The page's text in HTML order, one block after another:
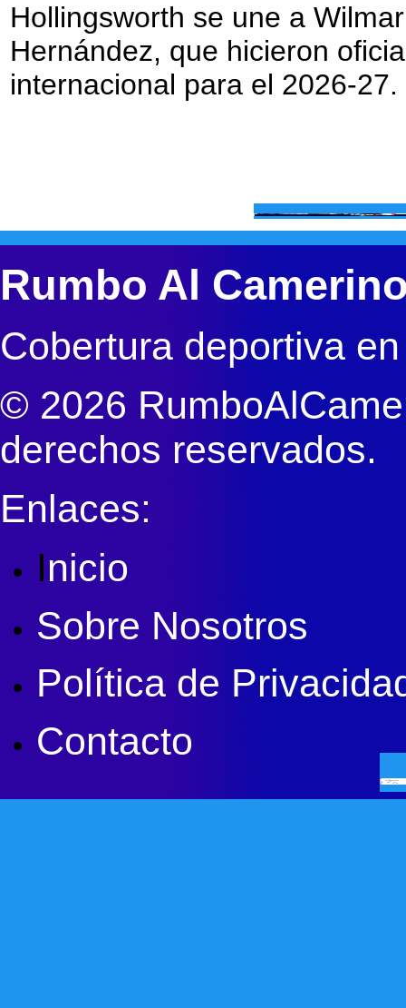
Hollingsworth se une a
Hernández, que hicieron
internacional para el 2026-27.
Rumbo Al
Cobertura deportiva
© 2026
derechos reservados.
Enlaces:
Inicio
Sobre Nosotros
Política de
Contacto